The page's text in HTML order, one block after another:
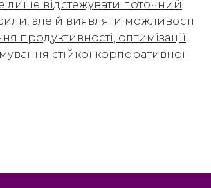
лише відстежувати поточний
але й виявляти можливості
продуктивності, оптимізації
стійкої корпоративної